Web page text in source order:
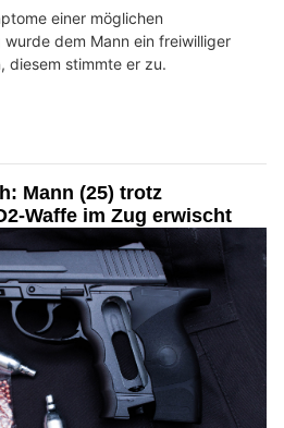
einer möglichen
dem Mann ein freiwilliger
diesem stimmte er zu.
Mann (25) trotz
Waffe im Zug erwischt